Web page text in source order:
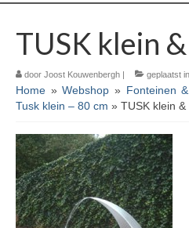
TUSK klein
door Joost Kouwenbergh | geplaatst
Home »Webshop » Fonteinen
Tusk klein – 80 cm » TUSK klein &